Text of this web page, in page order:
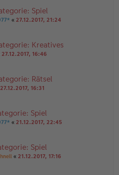
Spiel
« 27.12.2017, 21:24
Kreatives
27.12.2017, 16:46
Rätsel
27.12.2017, 16:31
Spiel
« 21.12.2017, 22:45
Spiel
« 21.12.2017, 17:16